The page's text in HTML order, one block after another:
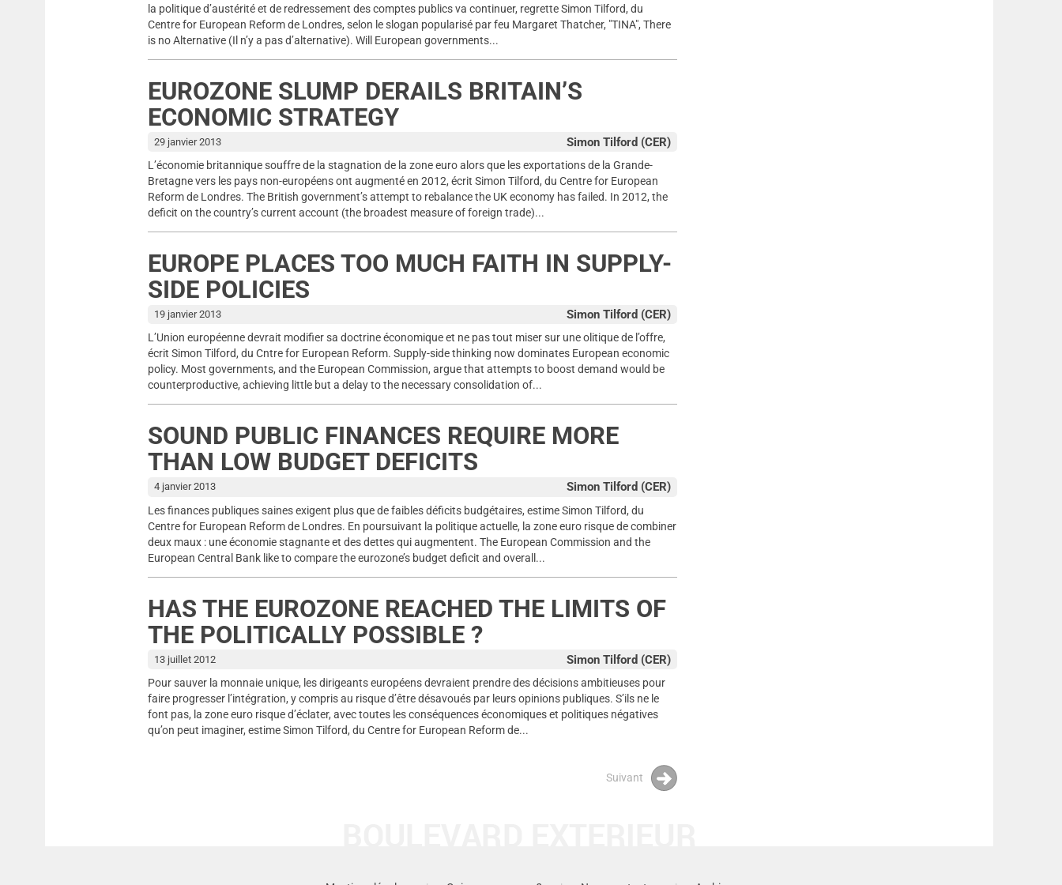
la politique d’austérité et de redressement des comptes publics va continuer, regrette Simon Tilford, du
Centre for European Reform de Londres, selon le slogan popularisé par feu Margaret Thatcher, "TINA", There
is no Alternative (Il n’y a pas d’alternative). Will European governments...
EUROZONE SLUMP DERAILS BRITAIN’S
ECONOMIC STRATEGY
Simon Tilford (CER)
29 janvier 2013
L’économie britannique souffre de la stagnation de la zone euro alors que les exportations de la Grande-
Bretagne vers les pays non-européens ont augmenté en 2012, écrit Simon Tilford, du Centre for European
Reform de Londres. The British government’s attempt to rebalance the UK economy has failed. In 2012, the
deficit on the country’s current account (the broadest measure of foreign trade)...
EUROPE PLACES TOO MUCH FAITH IN SUPPLY-
SIDE POLICIES
Simon Tilford (CER)
19 janvier 2013
L’Union européenne devrait modifier sa doctrine économique et ne pas tout miser sur une olitique de l’offre,
écrit Simon Tilford, du Cntre for European Reform. Supply-side thinking now dominates European economic
policy. Most governments, and the European Commission, argue that attempts to boost demand would be
counterproductive, achieving little but a delay to the necessary consolidation of...
SOUND PUBLIC FINANCES REQUIRE MORE
THAN LOW BUDGET DEFICITS
Simon Tilford (CER)
4 janvier 2013
Les finances publiques saines exigent plus que de faibles déficits budgétaires, estime Simon Tilford, du
Centre for European Reform de Londres. En poursuivant la politique actuelle, la zone euro risque de combiner
deux maux : une économie stagnante et des dettes qui augmentent. The European Commission and the
European Central Bank like to compare the eurozone’s budget deficit and overall...
HAS THE EUROZONE REACHED THE LIMITS OF
THE POLITICALLY POSSIBLE ?
Simon Tilford (CER)
13 juillet 2012
Pour sauver la monnaie unique, les dirigeants européens devraient prendre des décisions ambitieuses pour
faire progresser l’intégration, y compris au risque d’être désavoués par leurs opinions publiques. S’ils ne le
font pas, la zone euro risque d’éclater, avec toutes les conséquences économiques et politiques négatives
qu’on peut imaginer, estime Simon Tilford, du Centre for European Reform de...
Suivant